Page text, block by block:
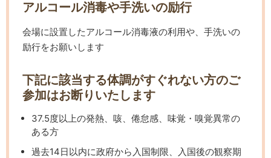
アルコール消毒や手洗いの励行
会場に設置したアルコール消毒液の利用や、手洗いの
励行をお願いします
下記に該当する体調がすぐれない方のご
参加はお断りいたします
37.5度以上の発熱、咳、倦怠感、味覚・嗅覚異常の
ある方
過去14日以内に政府から入国制限、入国後の観察期